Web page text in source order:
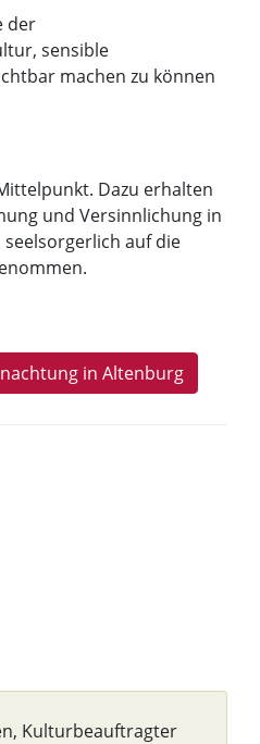
der
sensible
machen zu können
Dazu erhalten
und Versinnlichung in
auf die
in Altenburg
Kulturbeauftragter